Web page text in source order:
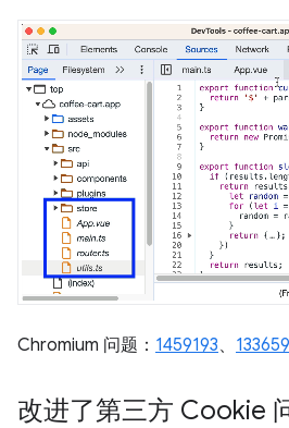
Chromium 问题： 1459193、
改进了第三方 Cookie